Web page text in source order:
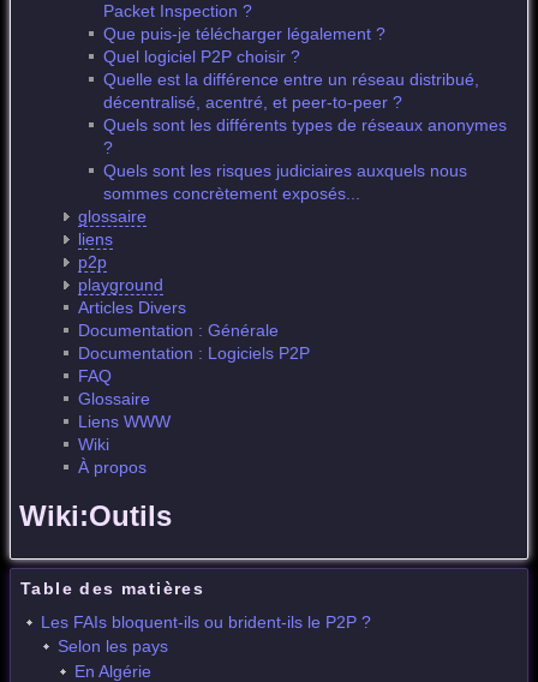
Packet Inspection ?
Que puis-je télécharger légalement ?
Quel logiciel P2P choisir ?
Quelle est la différence entre un réseau distribué,
décentralisé, acentré, et peer-to-peer ?
Quels sont les différents types de réseaux anonymes
?
Quels sont les risques judiciaires auxquels nous
sommes concrètement exposés...
glossaire
liens
p2p
playground
Articles Divers
Documentation : Générale
Documentation : Logiciels P2P
FAQ
Glossaire
Liens WWW
Wiki
À propos
Wiki:Outils
Table des matières
Les FAIs bloquent-ils ou brident-ils le P2P ?
Selon les pays
En Algérie